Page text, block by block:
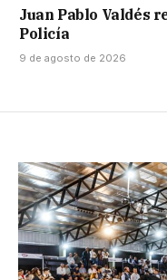
Juan Pablo Valdés
Policía
9 de agosto de 2026